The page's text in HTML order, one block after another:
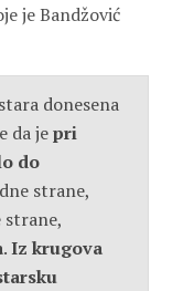
je Bandžović
donesena
da jepri
do
strane,
strane,
.Iz krugova